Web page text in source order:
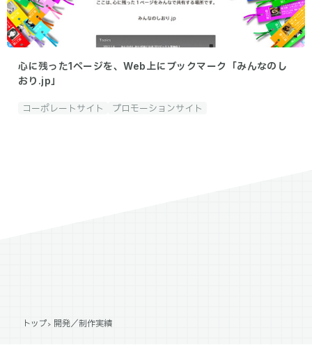
心に残った1ページを、Web上にブックマーク「みんなのし
おり.jp」
コーポレートサイト プロモーションサイト
トップ 開発／制作実績